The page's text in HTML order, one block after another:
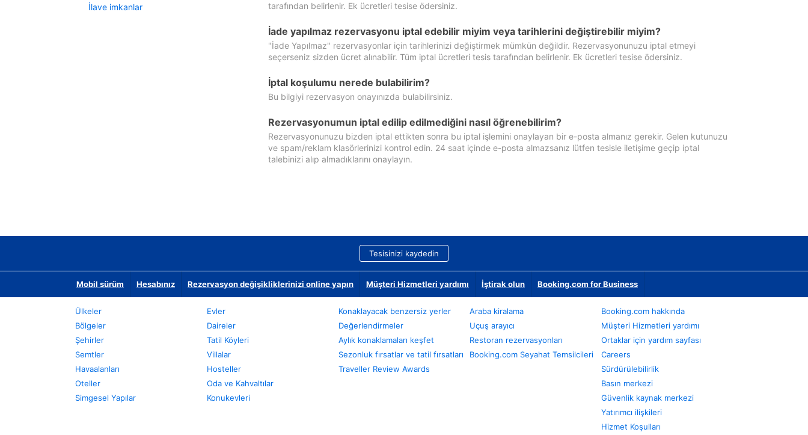
İlave imkanlar
tarafından belirlenir. Ek ücretleri tesise ödersiniz.
İade yapılmaz rezervasyonu iptal edebilir miyim veya tarihlerini değiştirebilir miyim?
"İade Yapılmaz" rezervasyonlar için tarihlerinizi değiştirmek mümkün değildir. Rezervasyonunuzu iptal etmeyi
seçerseniz sizden ücret alınabilir. Tüm iptal ücretleri tesis tarafından belirlenir. Ek ücretleri tesise ödersiniz.
İptal koşulumu nerede bulabilirim?
Bu bilgiyi rezervasyon onayınızda bulabilirsiniz.
Rezervasyonumun iptal edilip edilmediğini nasıl öğrenebilirim?
Rezervasyonunuzu bizden iptal ettikten sonra bu iptal işlemini onaylayan bir e-posta almanız gerekir. Gelen kutunuzu
ve spam/reklam klasörlerinizi kontrol edin. 24 saat içinde e-posta almazsanız lütfen tesisle iletişime geçip iptal
talebinizi alıp almadıklarını onaylayın.
Tesisinizi kaydedin
Mobil sürüm Hesabınız Rezervasyon değişikliklerinizi online yapın Müşteri Hizmetleri yardımı İştirak olun Booking.com for Business
Ülkeler
Bölgeler
Şehirler
Semtler
Havaalanları
Oteller
Simgesel Yapılar
Evler
Daireler
Tatil Köyleri
Villalar
Hosteller
Oda ve Kahvaltılar
Konukevleri
Konaklayacak benzersiz yerler
Değerlendirmeler
Aylık konaklamaları keşfet
Sezonluk fırsatlar ve tatil fırsatları
Traveller Review Awards
Araba kiralama
Uçuş arayıcı
Restoran rezervasyonları
Booking.com Seyahat Temsilcileri
Booking.com hakkında
Müşteri Hizmetleri yardımı
Ortaklar için yardım sayfası
Careers
Sürdürülebilirlik
Basın merkezi
Güvenlik kaynak merkezi
Yatırımcı ilişkileri
Hizmet Koşulları